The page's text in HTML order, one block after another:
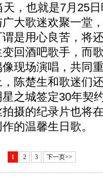
，也就是7月25
大歌迷欢聚一堂
是用心良苦，将
回酒吧歌手，而
现场演唱，共同
陈楚生和歌迷们
之城签定30年契
摄的纪录片也将
的温馨生日歌。
1 2 3 下一页>>